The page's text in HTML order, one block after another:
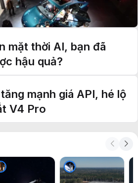
mặt thời AI, bạn đã
hậu quả?
mạnh giá API, hé lộ
V4 Pro